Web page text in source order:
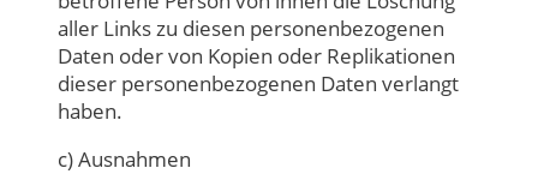
aller Links zu diesen personenbezogenen
Daten oder von Kopien oder Replikationen
dieser personenbezogenen Daten verlangt
haben.
c) Ausnahmen